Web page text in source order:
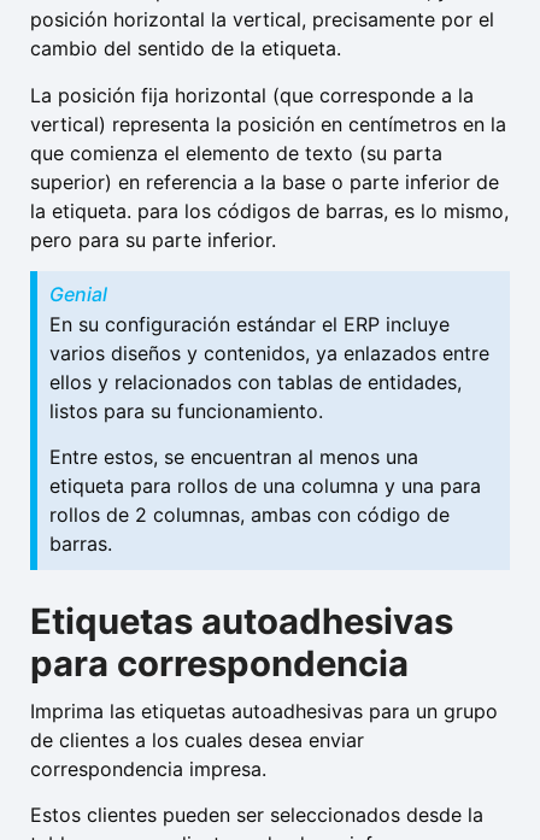
posición horizontal la vertical, precisamente por el
cambio del sentido de la etiqueta.
La posición fija horizontal (que corresponde a la
vertical) representa la posición en centímetros en la
que comienza el elemento de texto (su parta
superior) en referencia a la base o parte inferior de
la etiqueta. para los códigos de barras, es lo mismo,
pero para su parte inferior.
Genial
En su configuración estándar el ERP incluye
varios diseños y contenidos, ya enlazados entre
ellos y relacionados con tablas de entidades,
listos para su funcionamiento.
Entre estos, se encuentran al menos una
etiqueta para rollos de una columna y una para
rollos de 2 columnas, ambas con código de
barras.
Etiquetas autoadhesivas
para correspondencia
Imprima las etiquetas autoadhesivas para un grupo
de clientes a los cuales desea enviar
correspondencia impresa.
Estos clientes pueden ser seleccionados desde la